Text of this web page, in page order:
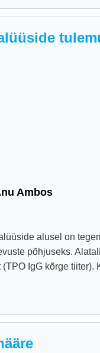
Ambos
alusel on
põhjuseks.
IgG kõrge tiiter).